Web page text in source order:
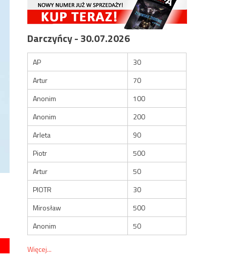
Darczyńcy - 30.07.2026
AP
30
Artur
70
Anonim
100
Anonim
200
Arleta
90
Piotr
500
Artur
50
PIOTR
30
Mirosław
500
Anonim
50
Więcej...